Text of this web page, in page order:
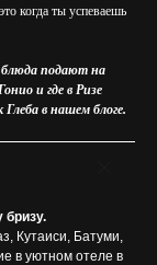
когда ты успеваешь
подают на
и где в Ризе
в нашем блоге.
Кутаиси, Батуми,
в уютном отеле в